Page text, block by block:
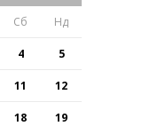
Сб Нд
4 5
11 12
18 19